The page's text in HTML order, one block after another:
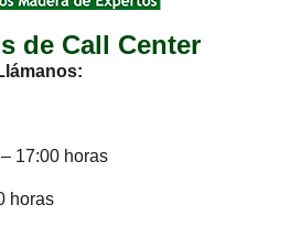
de Call Center
17:00 horas
horas